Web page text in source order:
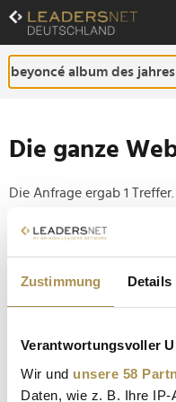
Zustimmung Details
Verantwortungsvoller
Wir und unsere 58
Daten, wie z. B. Ihre
Zum
Inhalt
Zur
Fußzeilen-
Navigation
Die ganze
Die Anfrage ergab 1 Treffer.
Tipp
Seiten suchen, die
Beyoncé schreibt